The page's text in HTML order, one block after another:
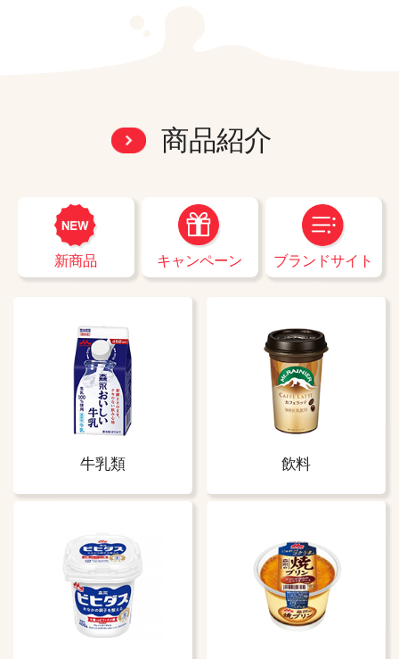
商品紹介
新商品 キャンペーン ブランドサイト
牛乳類 飲料